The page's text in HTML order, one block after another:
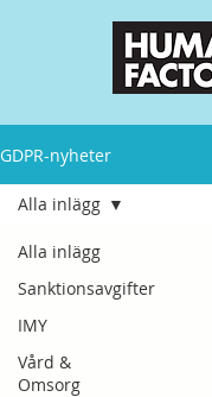
GDPR-nyheter
Alla inlägg
Sanktionsavgifter
IMY
Vård &
Omsorg
Alla inlägg